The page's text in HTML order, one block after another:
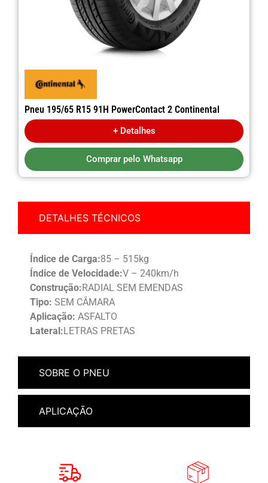
Pneu 195/65 R15 91H PowerContact 2 Continental
+ Detalhes
Comprar pelo Whatsapp
DETALHES TÉCNICOS
SOBRE O PNEU
APLICAÇÃO
Índice de Carga:85 – 515kg
Índice de Velocidade:V – 240km/h
Construção:RADIAL SEM EMENDAS
Tipo: SEM CÂMARA
Aplicação: ASFALTO
Lateral:LETRAS PRETAS